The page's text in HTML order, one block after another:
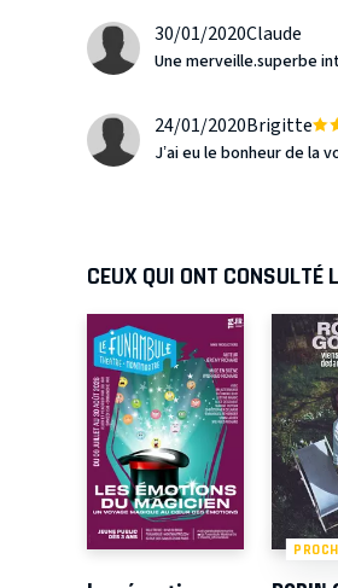
30/01/2020Claude
Une merveille.superbe
24/01/2020Brigitte
J’ai eu le bonheur de la
CEUX QUI ONT CONSULTÉ